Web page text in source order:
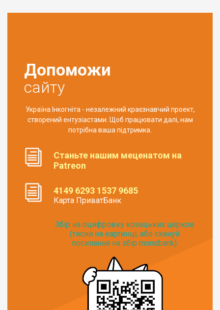
Допоможи
сайту
Україна Інкогніта - незалежний краєзнавчий проект,
створений ентузіастами. Щоб працювати далі, нам
потрібна ваша підтримка.
Станьте нашим меценатом на
Patreon
4149 6293 1537 9685
Карта ПриватБанк
Збір на оцифровку козацьких церков
(тисни на картинці, або скануй
посилання на збір monobank):